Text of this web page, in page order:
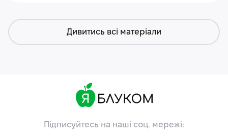
Дивитись всі матеріали
Підписуйтесь на наші соц. мережі: